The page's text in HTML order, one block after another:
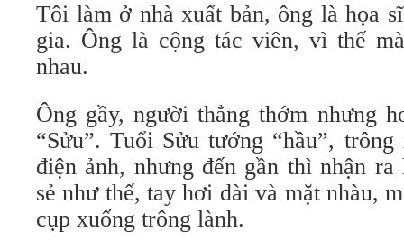
Tôi làm ở nhà xuất bản, ông là họa
gia. Ông là cộng tác viên, vì thế
nhau.
Ông gầy, người thẳng thớm nhưng
“Sửu”. Tuổi Sửu tướng “hầu”,
điện ảnh, nhưng đến gần thì nhận
sẻ như thế, tay hơi dài và mặt nhàu,
cụp xuống trông lành.